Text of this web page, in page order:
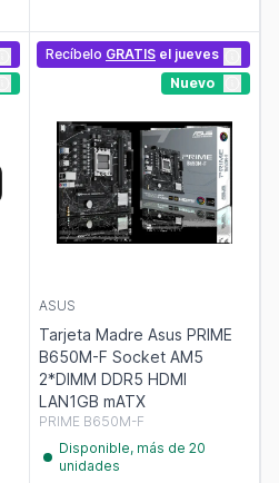
Recíbelo GRATIS el jueves
Nuevo
ASUS
Tarjeta Madre Asus PRIME
B650M-F Socket AM5
2*DIMM DDR5 HDMI
LAN1GB mATX
PRIME B650M-F
Disponible, más de 20
unidades